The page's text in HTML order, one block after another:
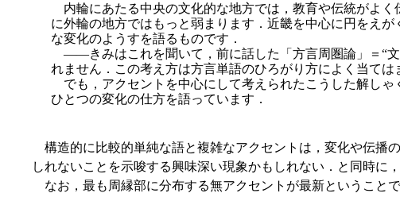
内輪にあたる中央の文化的な地方では，教育や伝統がよ
に外輪の地方ではもっと弱まります．近畿を中心に円をえ
な変化のようすを語るものです．
――きみはこれを聞いて，前に話した「方言周圏論」＝“文
れません．この考え方は方言単語のひろがり方によく当ては
でも，アクセントを中心にして考えられたこうした解しゃ
ひとつの変化の仕方を語っています．
構造的に比較的単純な語と複雑なアクセントは，変化や伝播
しれないことを示唆する興味深い現象かもしれない．と同時に
なお，最も周縁部に分布する無アクセントが最新ということ